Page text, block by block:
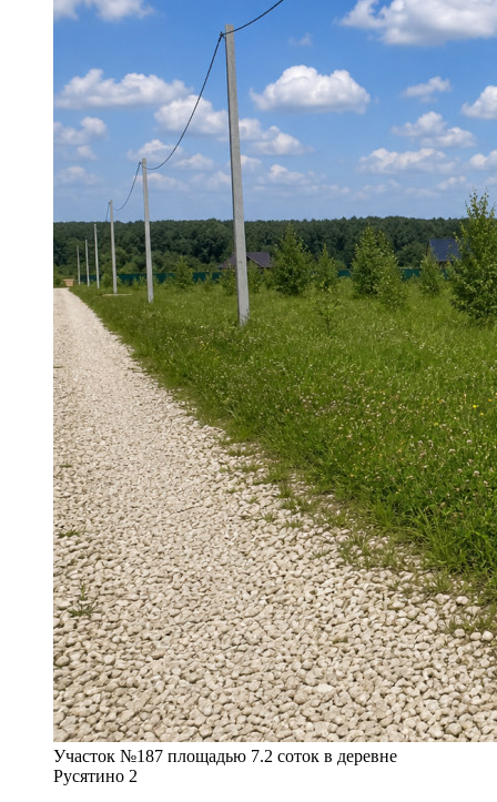
Участок №187 площадью 7.2 соток в деревне
Русятино 2